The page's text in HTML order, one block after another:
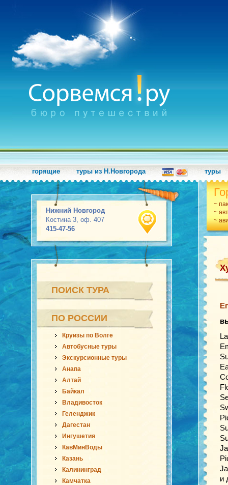
горящие туры из Н.Новгорода туры
Нижний Новгород
Костина 3, оф. 407
415-47-56
~
~
~
ПОИСК ТУРА
ПО РОССИИ
Круизы по Волге
Автобусные туры
Экскурсионные туры
Анапа
Алтай
Байкал
Владивосток
Геленджик
Дагестан
Ингушетия
КавМинВоды
Казань
Калининград
Камчатка
и